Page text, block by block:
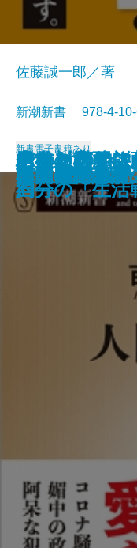
水道を救え
クタ」の挑
コスパで考
プリズン・
バカと無知―
生きもの―
ドーパミン中
その対応で
教える危機
山奥ビジネ
する―
ドキュメン
ない非行少
芸能界誕生
あなたの小
―超実践的創
佐藤誠一郎／著
新潮新書 978-4-
新書電子書籍あり
人間の業
老後の心配
自分の「生
人生はそれ
秀吉を討て―
約―
スマホで薬
韓国 超ネッ
ストレス脳
松田聖子の誕
韓国民主政治
桑田佳祐論